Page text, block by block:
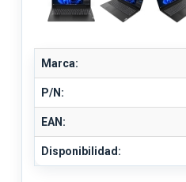
Marca:
P/N:
EAN:
Disponibilidad: